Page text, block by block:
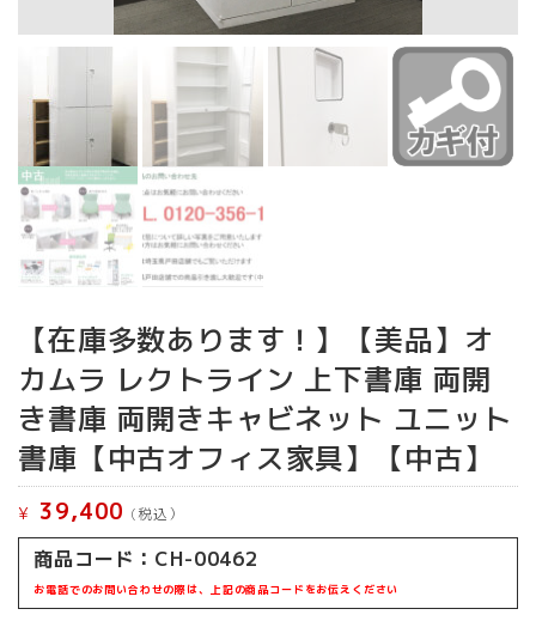
【在庫多数あります！】【美品】オ
カムラ レクトライン 上下書庫 両開
き書庫 両開きキャビネット ユニット
書庫【中古オフィス家具】【中古】
¥ 39,400 (税込）
商品コード：CH-00462
お電話でのお問い合わせの際は、上記の商品コードをお伝えください